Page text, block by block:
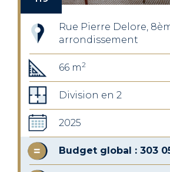
Rue Pierre Delore,
arrondissement
66 m2
Division en 2
2025
Budget global : 303